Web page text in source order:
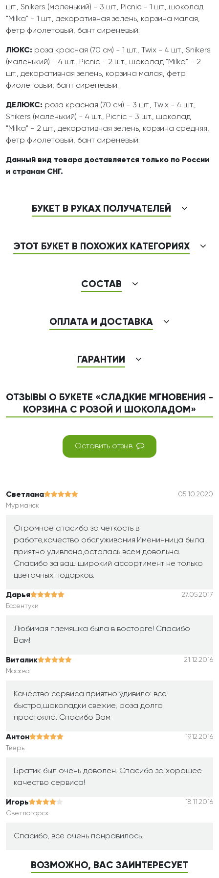
шт., Snikers (маленький) - 3 шт., Picnic - 1 шт., шоколад
"Milka" - 1 шт., декоративная зелень, корзина малая,
фетр фиолетовый, бант сиреневый.
ЛЮКС: роза красная (70 см) - 1 шт., Twix - 4 шт., Snikers
(маленький) - 4 шт., Picnic - 2 шт., шоколад "Milka" - 2
шт., декоративная зелень, корзина малая, фетр
фиолетовый, бант сиреневый.
ДЕЛЮКС: роза красная (70 см) - 3 шт., Twix - 4 шт.,
Snikers (маленький) - 4 шт., Picnic - 3 шт., шоколад
"Milka" - 2 шт., декоративная зелень, корзина средняя,
фетр фиолетовый, бант сиреневый.
Данный вид товара доставляется только по России
и странам СНГ.
БУКЕТ В РУКАХ ПОЛУЧАТЕЛЕЙ
ЭТОТ БУКЕТ В ПОХОЖИХ КАТЕГОРИЯХ
СОСТАВ
ОПЛАТА И ДОСТАВКА
ГАРАНТИИ
ОТЗЫВЫ О БУКЕТЕ «СЛАДКИЕ МГНОВЕНИЯ -
КОРЗИНА С РОЗОЙ И ШОКОЛАДОМ»
Оставить отзыв
Светлана
05.10.2020
Мурманск
Огромное спасибо за чёткость в
работе,качество обслуживания.Именинница была
приятно удивлена,осталась всем довольна.
Спасибо за ваш широкий ассортимент не только
цветочных подарков.
Дарья
27.05.2017
Ессентуки
Любимая племяшка была в восторге! Спасибо
Вам!
Виталик
21.12.2016
Москва
Качество сервиса приятно удивило: все
быстро,шоколадки свежие, роза долго
простояла. Спасибо Вам
Антон
19.12.2016
Тверь
Братик был очень доволен. Спасибо за хорошее
качество сервиса!
Игорь
18.11.2016
Светлогорск
Спасибо, все очень понравилось.
ВОЗМОЖНО, ВАС ЗАИНТЕРЕСУЕТ